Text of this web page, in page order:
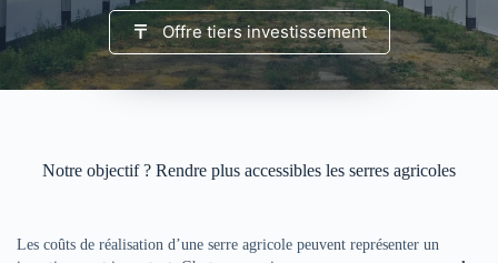
Offre tiers investissement
Notre objectif ? Rendre plus accessibles les serres agricoles
Les coûts de réalisation d’une serre agricole peuvent représenter un